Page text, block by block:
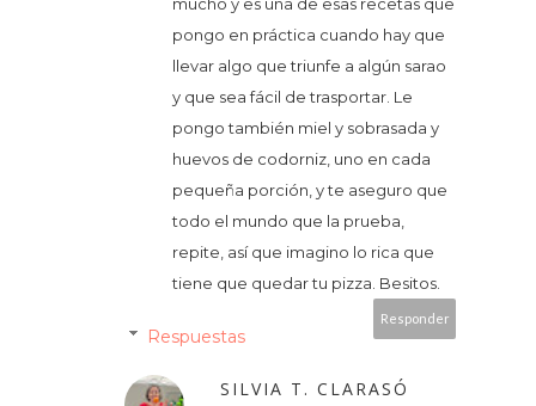
pongo en práctica cuando hay que
llevar algo que triunfe a algún sarao
y que sea fácil de trasportar. Le
pongo también miel y sobrasada y
huevos de codorniz, uno en cada
pequeña porción, y te aseguro que
todo el mundo que la prueba,
repite, así que imagino lo rica que
tiene que quedar tu pizza. Besitos.
Responder
Respuestas
SILVIA T. CLARASÓ